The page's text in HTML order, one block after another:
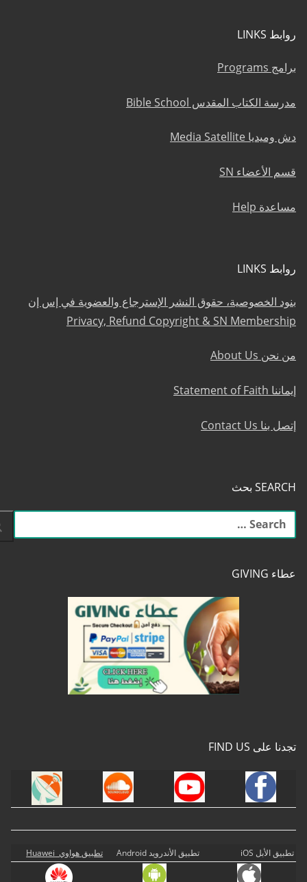
روابط LINKS
برامج Programs
مدرسة الكتاب المقدس Bible School
دش وميديا Media Satellite
قسم الأعضاء SN
مساعدة Help
روابط LINKS
بنود الخصوصية، حقوق النشر الإسترجاع والعضوية في إس إن
Privacy, Refund Copyright & SN Membership
من نحن About Us
إيماننا Statement of Faith
إتصل بنا Contact Us
SEARCH بحث
البحث
عن:
عطاء GIVING
تجدنا على FIND US
تطبيق الأبل iOS تطبيق الأندرويد Android تطبيق هواوي Huawei